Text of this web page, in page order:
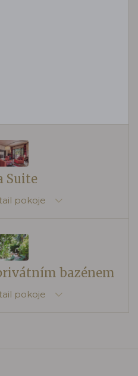
Suite
pokoje
bazénem
pokoje